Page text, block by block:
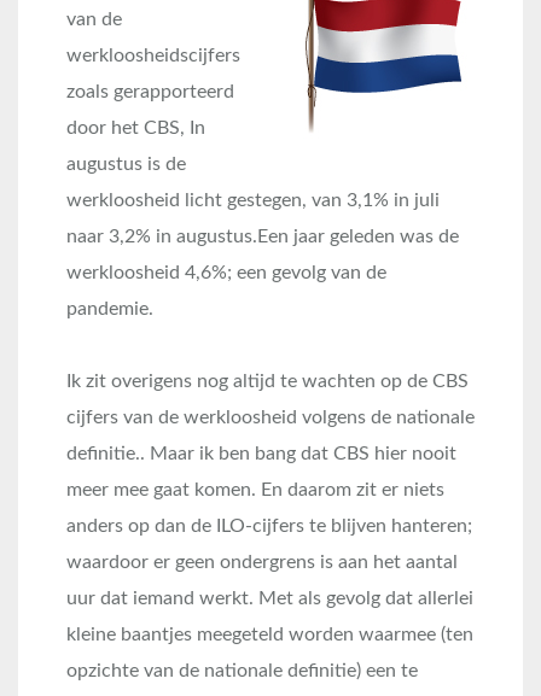
van de
werkloosheidscijfers
zoals gerapporteerd
door het CBS, In
augustus is de
werkloosheid licht gestegen, van 3,1% in juli
naar 3,2% in augustus.Een jaar geleden was de
werkloosheid 4,6%; een gevolg van de
pandemie.
Ik zit overigens nog altijd te wachten op de CBS
cijfers van de werkloosheid volgens de nationale
definitie.. Maar ik ben bang dat CBS hier nooit
meer mee gaat komen. En daarom zit er niets
anders op dan de ILO-cijfers te blijven hanteren;
waardoor er geen ondergrens is aan het aantal
uur dat iemand werkt. Met als gevolg dat allerlei
kleine baantjes meegeteld worden waarmee (ten
opzichte van de nationale definitie) een te